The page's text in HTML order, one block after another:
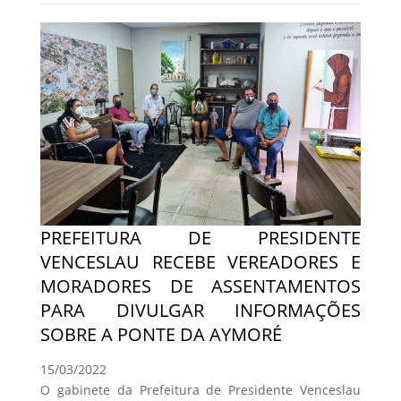
PREFEITURA DE PRESIDENTE
VENCESLAU RECEBE VEREADORES E
MORADORES DE ASSENTAMENTOS
PARA DIVULGAR INFORMAÇÕES
SOBRE A PONTE DA AYMORÉ
15/03/2022
O gabinete da Prefeitura de Presidente Venceslau